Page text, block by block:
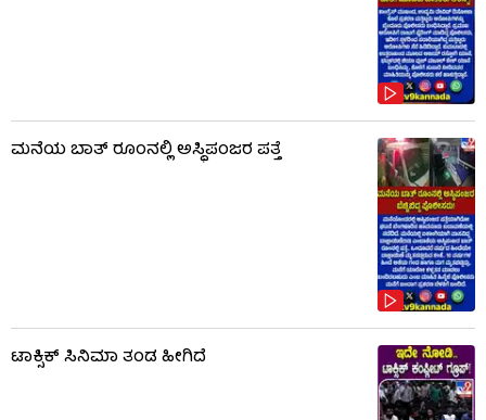
ಮನೆಯ ಬಾತ್ ರೂಂನಲ್ಲಿ ಅಸ್ಥಿಪಂಜರ ಪತ್ತೆ
ಟಾಕ್ಸಿಕ್​​​ ಸಿನಿಮಾ ತಂಡ ಹೀಗಿದೆ